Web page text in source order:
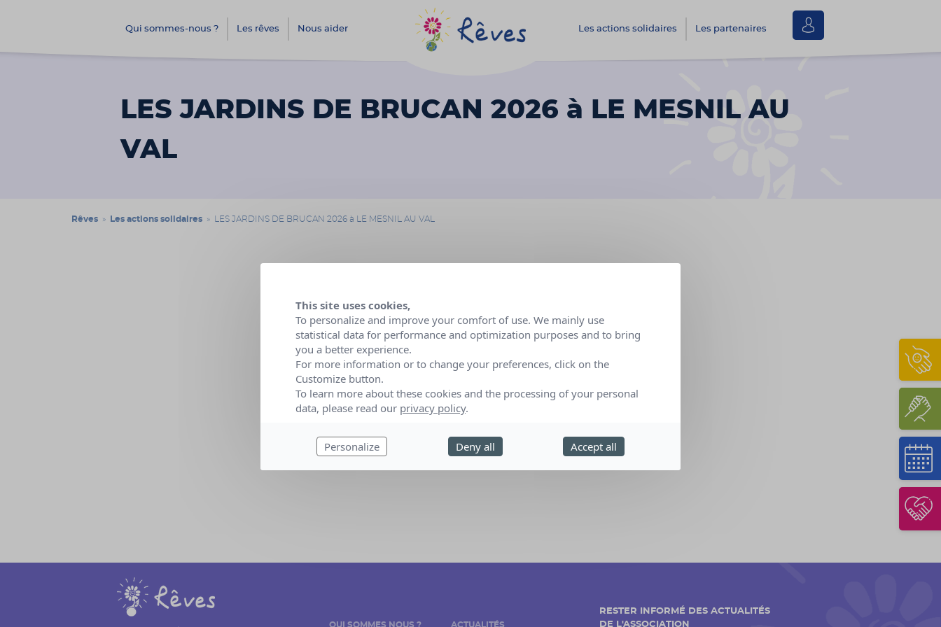
Qui sommes-nous ? Les rêves Nous aider Les actions solidaires Les partenaires
connecter
LES JARDINS DE BRUCAN 2026 à LE MESNIL AU
VAL
Rêves » Les actions solidaires » LES JARDINS DE BRUCAN 2026 à LE MESNIL AU VAL
Lieu : LE MESNIL AU VAL (Manche)
Organisé par :LES JARDINS DE BRUCAN
QUI SOMMES NOUS ? ACTUALITÉS
RESTER INFORMÉ DES ACTUALITÉS
DE L'ASSOCIATION
This site uses cookies,
To personalize and improve your comfort of use. We mainly use
statistical data for performance and optimization purposes and to bring
you a better experience.
For more information or to change your preferences, click on the
Customize button.
To learn more about these cookies and the processing of your personal
data, please read our privacy policy.
Personalize Deny all Accept all